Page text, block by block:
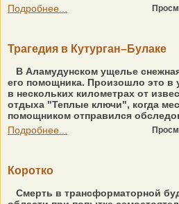
Подробнее...
Трагедия в Кутурган–Булаке
В Аламудунском ущелье
его помощника. Произошло это в
в нескольких километрах от
отдыха "Теплые ключи", когда
помощником отправился
Подробнее...
Коротко
Смерть в трансформаторной